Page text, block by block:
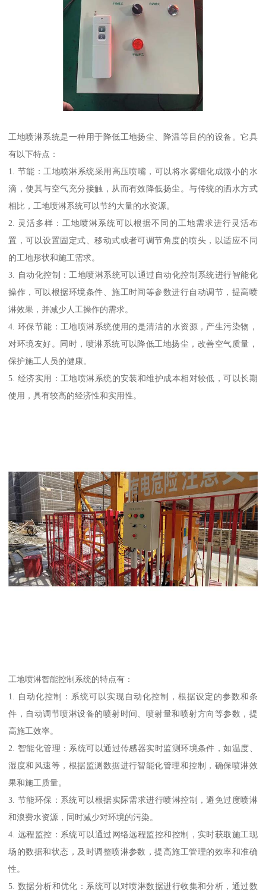
工地喷淋系统是一种用于降低工地扬尘、降温等目的的设备。它具
有以下特点：
1. 节能：工地喷淋系统采用高压喷嘴，可以将水雾细化成微小的水
滴，使其与空气充分接触，从而有效降低扬尘。与传统的洒水方式
相比，工地喷淋系统可以节约大量的水资源。
2. 灵活多样：工地喷淋系统可以根据不同的工地需求进行灵活布
置，可以设置固定式、移动式或者可调节角度的喷头，以适应不同
的工地形状和施工需求。
3. 自动化控制：工地喷淋系统可以通过自动化控制系统进行智能化
操作，可以根据环境条件、施工时间等参数进行自动调节，提高喷
淋效果，并减少人工操作的需求。
4. 环保节能：工地喷淋系统使用的是清洁的水资源，产生污染物，
对环境友好。同时，喷淋系统可以降低工地扬尘，改善空气质量，
保护施工人员的健康。
5. 经济实用：工地喷淋系统的安装和维护成本相对较低，可以长期
使用，具有较高的经济性和实用性。
工地喷淋智能控制系统的特点有：
1. 自动化控制：系统可以实现自动化控制，根据设定的参数和条
件，自动调节喷淋设备的喷射时间、喷射量和喷射方向等参数，提
高施工效率。
2. 智能化管理：系统可以通过传感器实时监测环境条件，如温度、
湿度和风速等，根据监测数据进行智能化管理和控制，确保喷淋效
果和施工质量。
3. 节能环保：系统可以根据实际需求进行喷淋控制，避免过度喷淋
和浪费水资源，同时减少对环境的污染。
4. 远程监控：系统可以通过网络远程监控和控制，实时获取施工现
场的数据和状态，及时调整喷淋参数，提高施工管理的效率和准确
性。
5. 数据分析和优化：系统可以对喷淋数据进行收集和分析，通过数